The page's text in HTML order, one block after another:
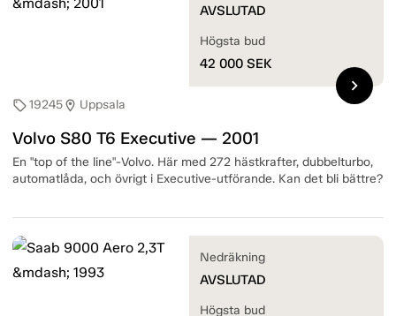
sell19245location_on Uppsala
Volvo S80 T6 Executive — 2001
En "top of the line"-Volvo. Här med 272 hästkrafter, dubbelturbo,
automatlåda, och övrigt i Executive-utförande. Kan det bli bättre?
AVSLUTAD
Högsta bud
42 000 SEK
chevron_right
Nedräkning
AVSLUTAD
Högsta bud